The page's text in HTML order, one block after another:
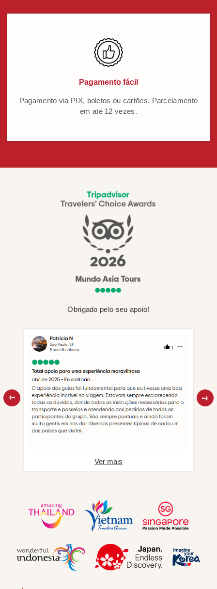
Pagamento fácil
Pagamento via PIX, boletos ou cartões. Parcelamento
em até 12 vezes.
Obrigado pelo seu apoio!
Ver mais